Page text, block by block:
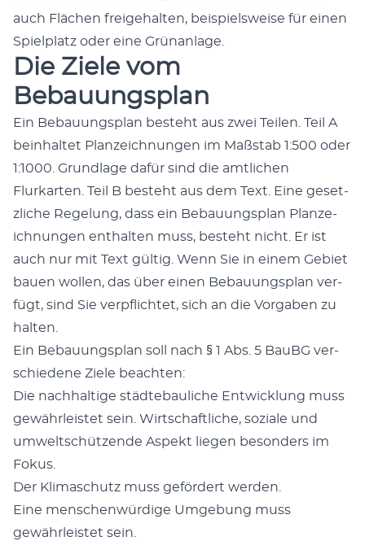
auch Flächen freige­hal­ten, beispiel­sweise für einen
Spielplatz oder eine Grü­nan­lage.
Die Ziele vom
Bebauungsplan
Ein Bebau­ungs­plan beste­ht aus zwei Teilen. Teil A
bein­hal­tet Planze­ich­nun­gen im Maßstab 1:500 oder
1:1000. Grund­lage dafür sind die amtlichen
Flurkarten. Teil B beste­ht aus dem Text. Eine geset­
zliche Regelung, dass ein Bebau­ungs­plan Planze­
ich­nun­gen enthal­ten muss, beste­ht nicht. Er ist
auch nur mit Text gültig. Wenn Sie in einem Gebi­et
bauen wollen, das über einen Bebau­ungs­plan ver­
fügt, sind Sie verpflichtet, sich an die Vor­gaben zu
hal­ten.
Ein Bebau­ungs­plan soll nach § 1 Abs. 5 BauBG ver­
schiedene Ziele beacht­en:
Die nach­haltige städte­bauliche Entwick­lung muss
gewährleis­tet sein. Wirtschaftliche, soziale und
umweltschützende Aspekt liegen beson­ders im
Fokus.
Der Kli­maschutz muss gefördert wer­den.
Eine men­schen­würdi­ge Umge­bung muss
gewährleis­tet sein.